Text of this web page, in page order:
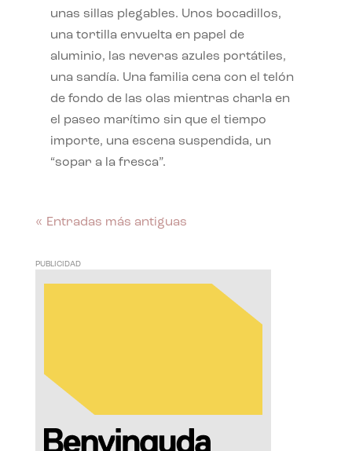
unas sillas plegables. Unos bocadillos,
una tortilla envuelta en papel de
aluminio, las neveras azules portátiles,
una sandía. Una familia cena con el telón
de fondo de las olas mientras charla en
el paseo marítimo sin que el tiempo
importe, una escena suspendida, un
“sopar a la fresca”.
« Entradas más antiguas
PUBLICIDAD